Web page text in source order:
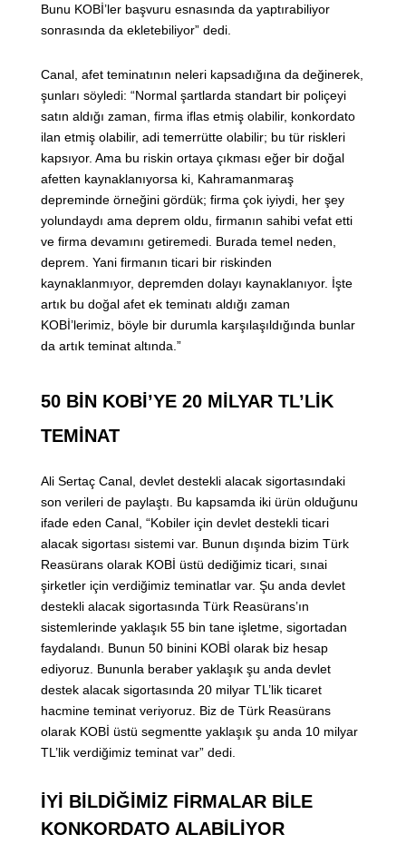
Bunu KOBİ’ler başvuru esnasında da yaptırabiliyor
sonrasında da ekletebiliyor” dedi.
Canal, afet teminatının neleri kapsadığına da değinerek,
şunları söyledi: “Normal şartlarda standart bir poliçeyi
satın aldığı zaman, firma iflas etmiş olabilir, konkordato
ilan etmiş olabilir, adi temerrütte olabilir; bu tür riskleri
kapsıyor. Ama bu riskin ortaya çıkması eğer bir doğal
afetten kaynaklanıyorsa ki, Kahramanmaraş
depreminde örneğini gördük; firma çok iyiydi, her şey
yolundaydı ama deprem oldu, firmanın sahibi vefat etti
ve firma devamını getiremedi. Burada temel neden,
deprem. Yani firmanın ticari bir riskinden
kaynaklanmıyor, depremden dolayı kaynaklanıyor. İşte
artık bu doğal afet ek teminatı aldığı zaman
KOBİ’lerimiz, böyle bir durumla karşılaşıldığında bunlar
da artık teminat altında.”
50 BİN KOBİ’YE 20 MİLYAR TL’LİK
TEMİNAT
Ali Sertaç Canal, devlet destekli alacak sigortasındaki
son verileri de paylaştı. Bu kapsamda iki ürün olduğunu
ifade eden Canal, “Kobiler için devlet destekli ticari
alacak sigortası sistemi var. Bunun dışında bizim Türk
Reasürans olarak KOBİ üstü dediğimiz ticari, sınai
şirketler için verdiğimiz teminatlar var. Şu anda devlet
destekli alacak sigortasında Türk Reasürans’ın
sistemlerinde yaklaşık 55 bin tane işletme, sigortadan
faydalandı. Bunun 50 binini KOBİ olarak biz hesap
ediyoruz. Bununla beraber yaklaşık şu anda devlet
destek alacak sigortasında 20 milyar TL’lik ticaret
hacmine teminat veriyoruz. Biz de Türk Reasürans
olarak KOBİ üstü segmentte yaklaşık şu anda 10 milyar
TL’lik verdiğimiz teminat var” dedi.
İYİ BİLDİĞİMİZ FİRMALAR BİLE
KONKORDATO ALABİLİYOR